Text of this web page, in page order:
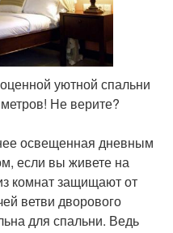
уютной спальни
Не верите?
освещенная дневным
если вы живете на
комнат защищают от
ветви дворового
для спальни. Ведь